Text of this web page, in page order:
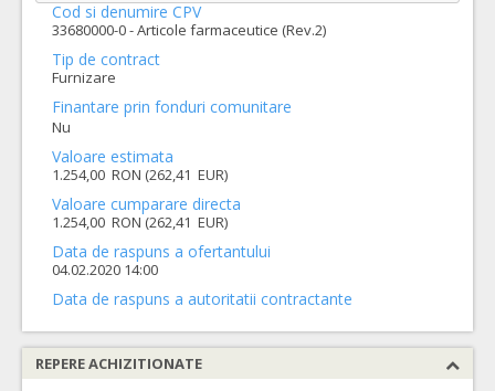
Cod si denumire CPV
33680000-0 - Articole farmaceutice (Rev.2)
Tip de contract
Furnizare
Finantare prin fonduri comunitare
Nu
Valoare estimata
1.254,00 RON (262,41 EUR)
Valoare cumparare directa
1.254,00 RON (262,41 EUR)
Data de raspuns a ofertantului
04.02.2020 14:00
Data de raspuns a autoritatii contractante
REPERE ACHIZITIONATE